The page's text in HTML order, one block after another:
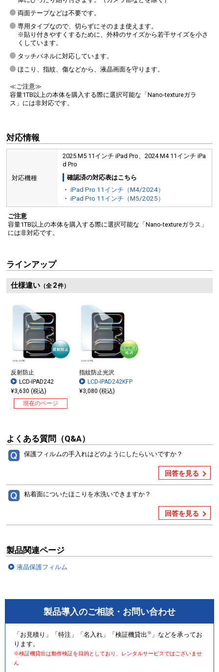
両面テープなどは不要です。
専用タイプなので、切らずにそのまま使えます。
※貼り付きやすくするために、外枠のサイズから若干サイズを小さ
くしています。
タッチパネルに対応しています。
ほこり、指紋、傷などから、液晶画面を守ります。
≪ご注意≫
容量1TB以上の本体を購入する際に選択可能な「Nano-textureガラ
ス」には非対応です。
対応情報
対応機種
2025 M5 11インチ iPad Pro、2024 M4 11インチ iPa
d Pro
確認済の対応表はこちら
・iPad Pro 11インチ（M4/2024）
・iPad Pro 11インチ（M5/2025）
ご注意
容量1TB以上の本体を購入する際に選択可能な「Nano-textureガラス」
には非対応です。
ラインアップ
仕様違い（全 2件）
反射防止
LCD-IPAD242
¥3,630 (税込)
現在のページ
指紋防止光沢
LCD-IPAD242KFP
¥3,080 (税込)
よくある質問（Q&A）
保護フィルムの手入れはどのようにしたらいいですか？
回答を見る
粘着面についたほこりを水洗いできますか？
回答を見る
製品関連ページ
液晶保護フィルム
製品導入のご相談・お問い合わせ
「お見積り」「特注」「名入れ」「検証機貸出 ※ 」などを承ってお
ります。
※検証機貸出は動作検証を目的としており、レンタルサービスではございませ
ん